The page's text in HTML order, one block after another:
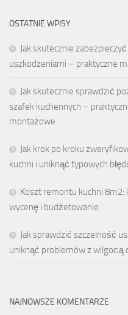
OSTATNIE WPISY
Jak skutecznie
uszkodzeniami – praktyczne
Jak skutecznie sprawdzić
szafek kuchennych –
montażowe
Jak krok po kroku
kuchni i uniknąć typowych
Koszt remontu kuchni 8m2:
wycenę i budżetowanie
Jak sprawdzić szczelność
uniknąć problemów z wilgocią
NAJNOWSZE KOMENTARZE